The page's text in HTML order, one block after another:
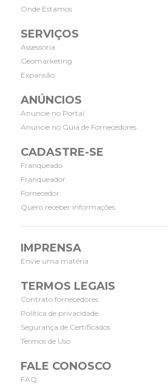
Onde Estamos
SERVIÇOS
Assessoria
Geomarketing
Expansão
ANÚNCIOS
Anuncie no Portal
Anuncie no Guia de Fornecedores
CADASTRE-SE
Franqueado
Franqueador
Fornecedor
Quero receber informações
IMPRENSA
Envie uma matéria
TERMOS LEGAIS
Contrato fornecedores
Política de privacidade
Segurança de Certificados
Termos de Uso
FALE CONOSCO
FAQ